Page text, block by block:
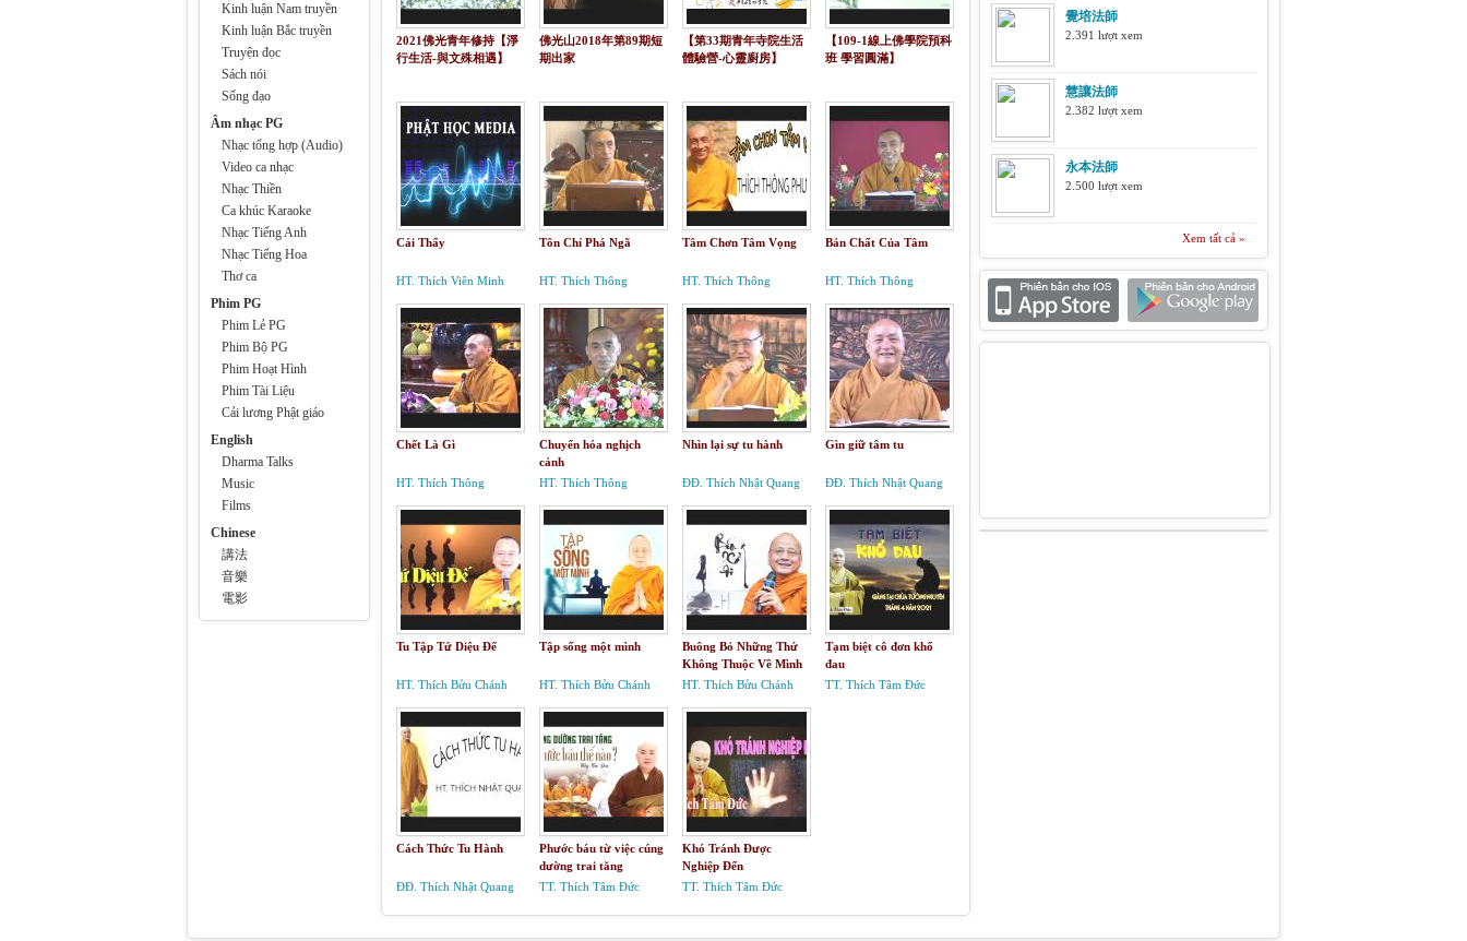
Kinh luận Nam truyền
Kinh luận Bắc truyền
Truyện đọc
Sách nói
Sống đạo
Âm nhạc PG
Nhạc tổng hợp (Audio)
Video ca nhạc
Nhạc Thiền
Ca khúc Karaoke
Nhạc Tiếng Anh
Nhạc Tiếng Hoa
Thơ ca
Phim PG
Phim Lẻ PG
Phim Bộ PG
Phim Hoạt Hình
Phim Tài Liệu
Cải lương Phật giáo
English
Dharma Talks
Music
Films
Chinese
講法
音樂
電影
2021佛光青年修持【淨
行生活-與文殊相遇】
佛光山2018年第89期短
期出家
【第33期青年寺院生活
體驗營-心靈廚房】
【109-1線上佛學院預科
班 學習圓滿】
Cái Thấy
HT. Thích Viên Minh
Tôn Chỉ Phá Ngã
HT. Thích Thông
Tâm Chơn Tâm Vọng
HT. Thích Thông
Bản Chất Của Tâm
HT. Thích Thông
Chết Là Gì
HT. Thích Thông
Chuyển hóa nghịch
cảnh
HT. Thích Thông
Nhìn lại sự tu hành
ĐĐ. Thích Nhật Quang
Gìn giữ tâm tu
ĐĐ. Thích Nhật Quang
Tu Tập Tứ Diệu Đế
HT. Thích Bửu Chánh
Tập sống một mình
HT. Thích Bửu Chánh
Buông Bỏ Những Thứ
Không Thuộc Về Mình
HT. Thích Bửu Chánh
Tạm biệt cô đơn khổ
đau
TT. Thích Tâm Đức
Cách Thức Tu Hành
ĐĐ. Thích Nhật Quang
Phước báu từ việc cúng
dường trai tăng
TT. Thích Tâm Đức
Khó Tránh Được
Nghiệp Đến
TT. Thích Tâm Đức
覺培法師
2.391 lượt xem
慧讓法師
2.382 lượt xem
永本法師
2.500 lượt xem
Xem tất cả »